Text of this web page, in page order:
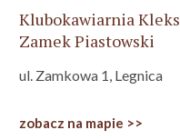
Klubokawiarnia Kleks
Zamek Piastowski
ul. Zamkowa 1, Legnica
zobacz na mapie >>